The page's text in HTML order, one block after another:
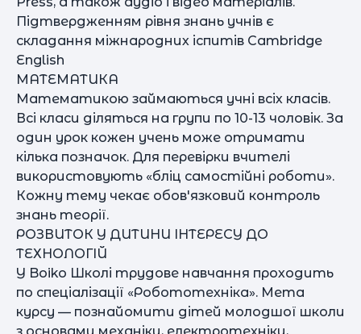
Підтвердженням рівня знань учнів є
складання міжнародних іспитів Cambridge
English
МАТЕМАТИКА
Математикою займаються учні всіх класів.
Всі класи діляться на групи по 10-13 чоловік. За
один урок кожен учень може отримати
кілька позначок. Для перевірки вчителі
використовують «бліц самостійні роботи».
Кожну тему чекає обов'язковий контроль
знань теорії.
РОЗВИТОК У ДИТИНИ ІНТЕРЕСУ ДО
ТЕХНОЛОГІЙ
У Boiko Школі трудове навчання проходить
по спеціалізації «Робототехніка». Мета
курсу — познайомити дітей молодшої школи